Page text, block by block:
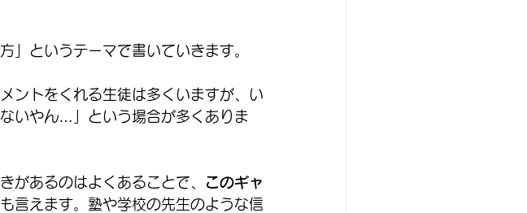
」というテーマで書いていきます。
ントをくれる生徒は多くいますが、い
いやん…」という場合が多くありま
があるのはよくあることで、
このギャ
言えます。塾や学校の先生のような信